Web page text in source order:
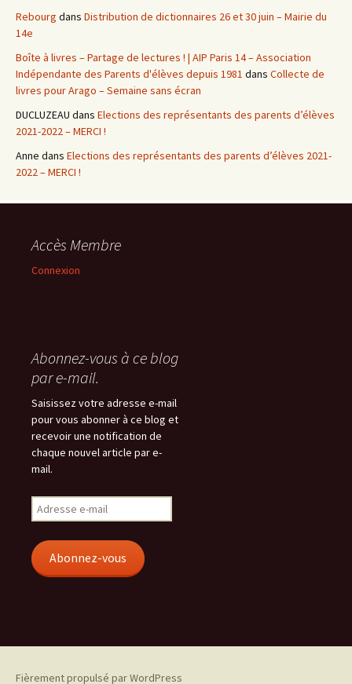
Rebourg dans Distribution de dictionnaires 26 et 30 juin – Mairie du
14e
Boîte à livres – Partage de lectures ! | AIP Paris 14 – Association
Indépendante des Parents d'élèves depuis 1981 dans Collecte de
livres pour Arago – Semaine sans écran
DUCLUZEAU dans Elections des représentants des parents d’élèves
2021-2022 – MERCI !
Anne dans Elections des représentants des parents d’élèves 2021-
2022 – MERCI !
Accès Membre
Connexion
Abonnez-vous à ce blog
par e-mail.
Saisissez votre adresse e-mail
pour vous abonner à ce blog et
recevoir une notification de
chaque nouvel article par e-
mail.
Adresse
e-
Abonnez-vous
Fièrement propulsé par WordPress